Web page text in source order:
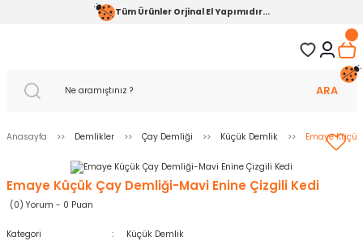
Tüm Ürünler Orjinal El Yapımıdır...
ARA
Anasayfa Demlikler Çay Demliği Küçük Demlik Emaye
Emaye Küçük Çay Demliği-Mavi Enine Çizgili Kedi
(0) Yorum - 0 Puan
Kategori
Küçük Demlik